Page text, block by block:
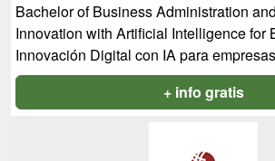
Bachelor of Business Administration
Innovation with Artificial Intelligence for
Innovación Digital con IA para empresas
+ info gratis